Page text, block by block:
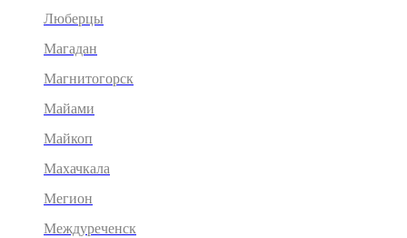
Люберцы
Магадан
Магнитогорск
Майами
Майкоп
Махачкала
Мегион
Междуреченск